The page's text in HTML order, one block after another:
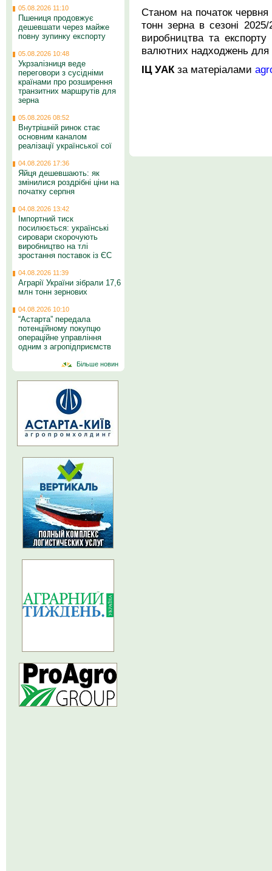
Станом на початок
тонн зерна в сезоні
виробництва та
валютних надходжень для
ІЦ УАК за матеріалами
05.08.2026 11:10
Пшениця продовжує
дешевшати через майже
повну зупинку експорту
05.08.2026 10:48
Укрзалізниця веде
переговори з сусідніми
країнами про розширення
транзитних маршрутів для
зерна
05.08.2026 08:52
Внутрішній ринок стає
основним каналом
реалізації української сої
04.08.2026 17:36
Яйця дешевшають: як
змінилися роздрібні ціни на
початку серпня
04.08.2026 13:42
Імпортний тиск
посилюється: українські
сировари скорочують
виробництво на тлі
зростання поставок із ЄС
04.08.2026 11:39
Аграрії України зібрали 17,6
млн тонн зернових
04.08.2026 10:10
“Астарта” передала
потенційному покупцю
операційне управління
одним з агропідприємств
Більше новин